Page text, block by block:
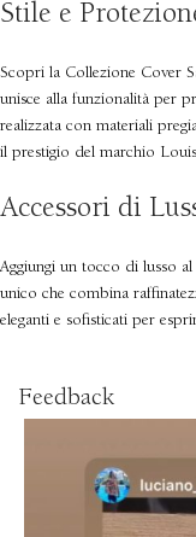
Stile e
Scopri la Collezione Cover
unisce alla funzionalità per
realizzata con materiali
il prestigio del marchio
Accessori di
Aggiungi un tocco di lusso
unico che combina
eleganti e sofisticati per
Feedback